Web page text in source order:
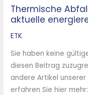
Thermische
aktuelle
ETK
Sie haben keine
diesen Beitrag
andere Artikel
erfahren Sie hier
Thermische
–
energierechtliche
Herausforderungen